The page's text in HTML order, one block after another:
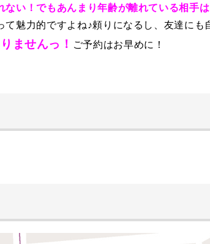
い！でもあんまり年齢が離れている相手
魅力的ですよね♪頼りになるし、友達にも
ませんっ！ ご予約はお早めに！